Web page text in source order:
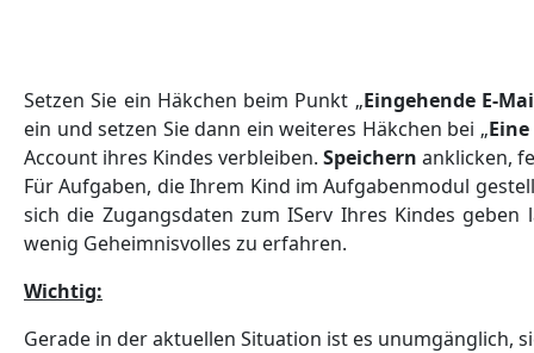
Setzen Sie ein Häkchen beim Punkt „Eingehende E-
ein und setzen Sie dann ein weiteres Häkchen bei „
Account ihres Kindes verbleiben. Speichern anklicken,
Für Aufgaben, die Ihrem Kind im Aufgabenmodul
sich die Zugangsdaten zum IServ Ihres Kindes
wenig Geheimnisvolles zu erfahren.
Wichtig:
Gerade in der aktuellen Situation ist es unumgänglich,